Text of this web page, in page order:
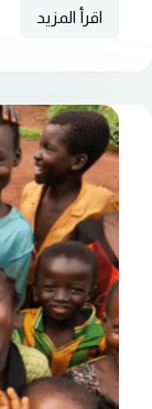
اقرأ المزيد